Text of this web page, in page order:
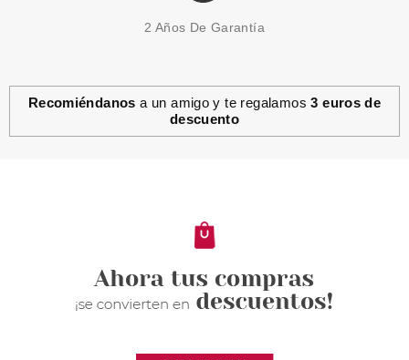
2 Años De Garantía
Recomiéndanos a un amigo y te regalamos3 euros de
descuento